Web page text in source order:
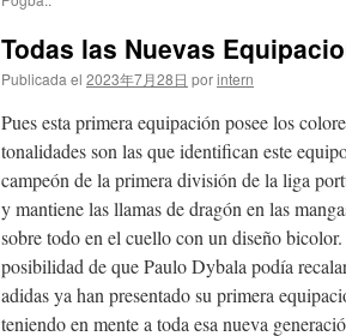
Todas las Nuevas
Publicada el 2023年7月28日 porintern
Pues esta primera equipación posee los
tonalidades son las que identifican este
campeón de la primera división de la liga
y mantiene las llamas de dragón en las
sobre todo en el cuello con un diseño
posibilidad de que Paulo Dybala podía
adidas ya han presentado su primera
teniendo en mente a toda esa nueva